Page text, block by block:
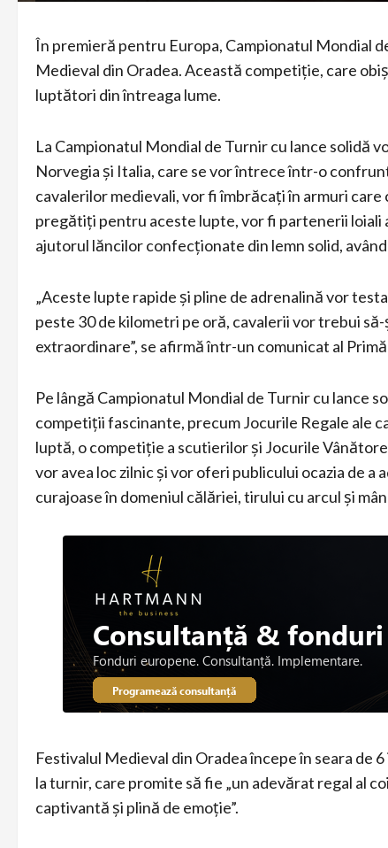
În premieră pentru Europa, Campionatul Mondial
Medieval din Oradea. Această competiție, care
luptători din întreaga lume.
La Campionatul Mondial de Turnir cu lance solidă
Norvegia și Italia, care se vor întrece într-o
cavalerilor medievali, vor fi îmbrăcați în armuri
pregătiți pentru aceste lupte, vor fi partenerii loiali
ajutorul lăncilor confecționate din lemn solid,
„Aceste lupte rapide și pline de adrenalină vor
peste 30 de kilometri pe oră, cavalerii vor trebui
extraordinare”, se afirmă într-un comunicat al
Pe lângă Campionatul Mondial de Turnir cu lance
competiții fascinante, precum Jocurile Regale ale
luptă, o competiție a scutierilor și Jocurile
vor avea loc zilnic și vor oferi publicului ocazia de
curajoase în domeniul călăriei, tirului cu arcul și
Festivalul Medieval din Oradea începe în seara de
la turnir, care promite să fie „un adevărat regal al
captivantă și plină de emoție”.